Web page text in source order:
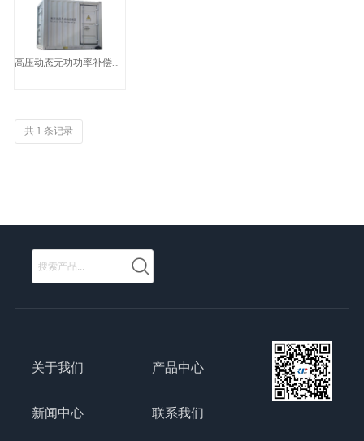
高压动态无功功率补偿装置
共 1 条记录
关于我们 产品中心
新闻中心 联系我们